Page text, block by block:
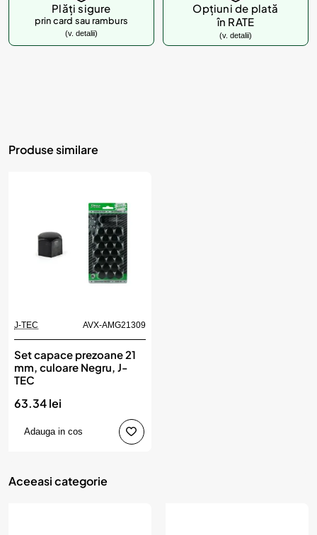
Plăți sigure
prin card sau ramburs
(v. detalii)
Opțiuni de plată
în RATE
(v. detalii)
Produse similare
J-TEC AVX-AMG21309
Set capace prezoane 21
mm, culoare Negru, J-
TEC
63.34 lei
Adauga in cos
Aceeasi categorie